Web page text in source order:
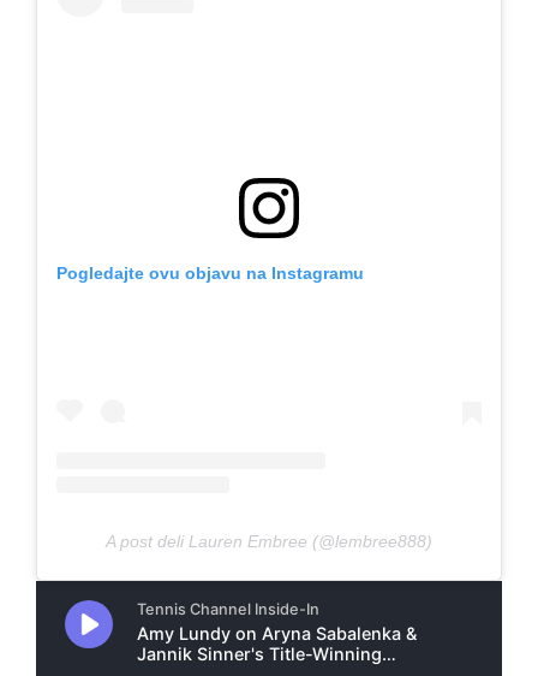
Pogledajte ovu objavu na Instagramu
A post deli Lauren Embree (@lembree888)